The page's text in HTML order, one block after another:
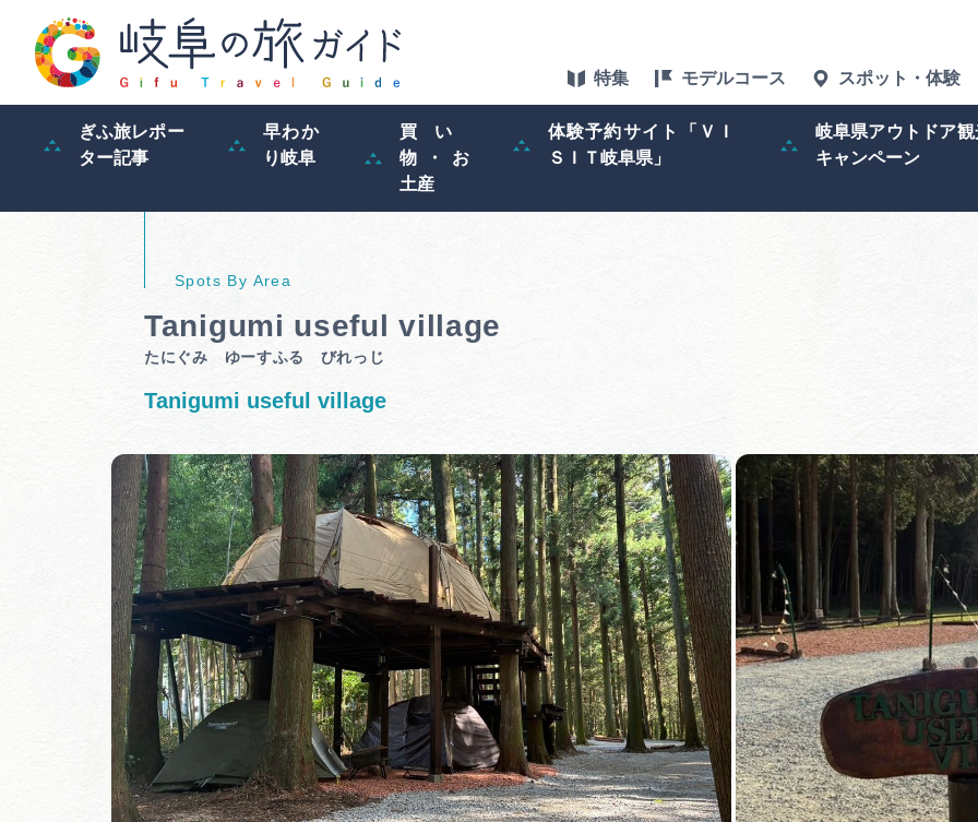
特集 モデルコース スポット・体験
ぎふ旅レポー
ター記事
早わか
り岐阜
買い
物・お
土産
体験予約サイト「ＶＩ
ＳＩＴ岐阜県」
岐阜県アウトドア観
キャンペーン
買い物・お土産
岐阜県アウト
ペーン
岐阜県観光デー
旅行会社・観光事
Tanigumi useful village
たにぐみ ゆーすふる びれっじ
Tanigumi useful village